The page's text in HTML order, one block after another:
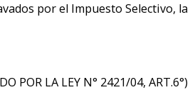
por el Impuesto Selectivo,
POR LA LEY N° 2421/04, ART.6°)